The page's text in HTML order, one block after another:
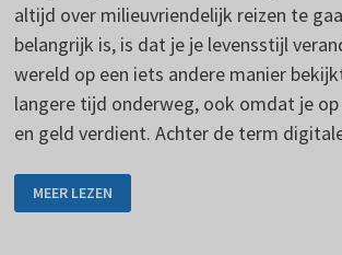
altijd over milieuvriendelijk reizen te
belangrijk is, is dat je je levensstijl
wereld op een iets andere manier
langere tijd onderweg, ook omdat je
en geld verdient. Achter de term
NOMADISME
IN
MEER LEZEN